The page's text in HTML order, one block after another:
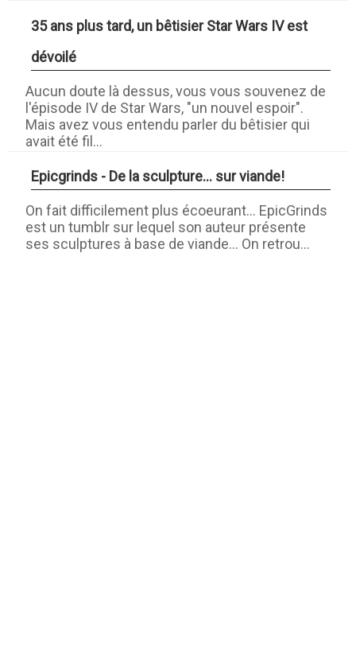
35 ans plus tard, un bêtisier Star Wars IV est
dévoilé
Aucun doute là dessus, vous vous souvenez de
l'épisode IV de Star Wars, "un nouvel espoir".
Mais avez vous entendu parler du bêtisier qui
avait été fil...
Epicgrinds - De la sculpture... sur viande!
On fait difficilement plus écoeurant... EpicGrinds
est un tumblr sur lequel son auteur présente
ses sculptures à base de viande... On retrou...